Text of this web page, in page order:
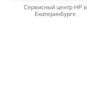
Сервисный центр HP в
Екатеринбурге